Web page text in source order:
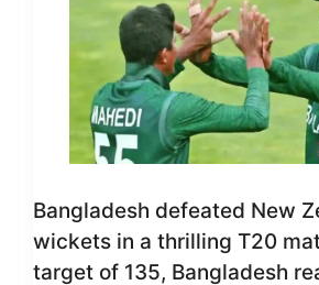
Bangladesh defeated New
wickets in a thrilling T20
target of 135, Bangladesh